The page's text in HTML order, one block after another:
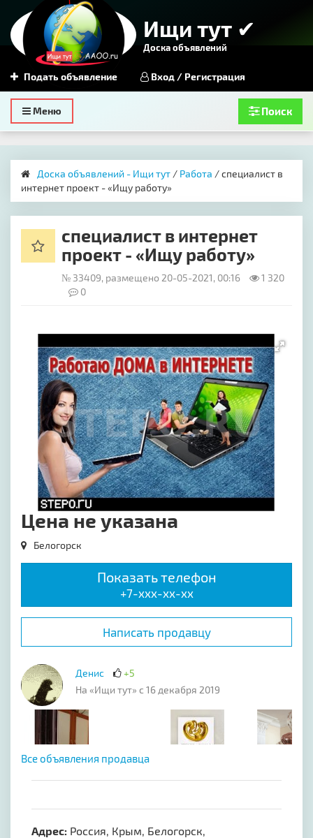
Ищи тут ✔
Доска объявлений
Подать объявление Вход / Регистрация
Toggle
navigation
Меню Поиск
Доска объявлений - Ищи тут / Работа / специалист в
интернет проект - «Ищу работу»
специалист в интернет
проект - «Ищу работу»
№ 33409, размещено 20-05-2021, 00:16
1 320
0
Цена не указана
Белогорск
Показать телефон
+7-xxx-xx-xx
Написать продавцу
Денис
+5
На «Ищи тут» с 16 декабря 2019
Все объявления продавца
Адрес: Россия, Крым, Белогорск,